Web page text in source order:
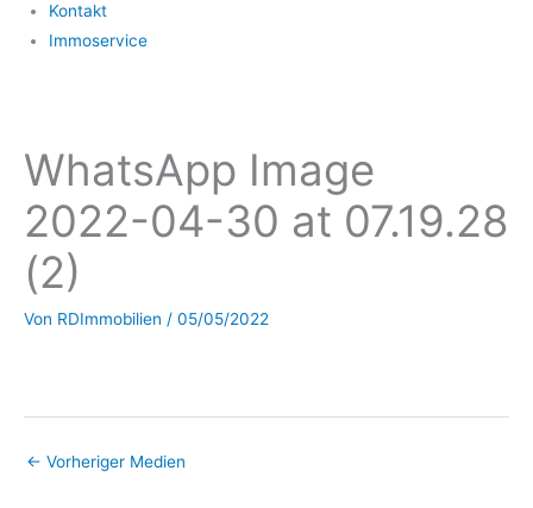
Kontakt
Immoservice
WhatsApp Image
2022-04-30 at 07.19.28
(2)
Von RDImmobilien / 05/05/2022
← Vorheriger Medien